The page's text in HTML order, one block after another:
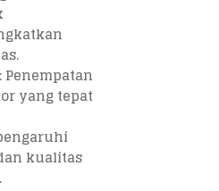
Penempatan
yang tepat
kualitas